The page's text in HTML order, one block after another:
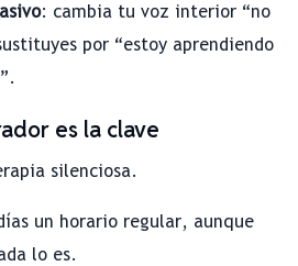
: cambia tu voz interior “no
por “estoy aprendiendo
es la clave
silenciosa.
un horario regular, aunque
lo es.